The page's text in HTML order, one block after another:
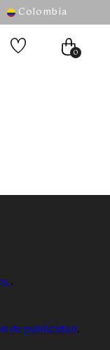
Colombia
0
.
de publicidad .